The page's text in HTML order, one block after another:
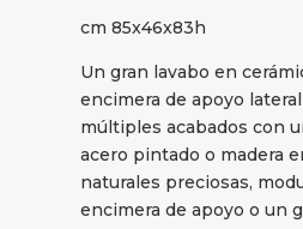
cm 85x46x83h
Un gran lavabo en
encimera de apoyo
múltiples acabados con
acero pintado o madera
naturales preciosas,
encimera de apoyo o un